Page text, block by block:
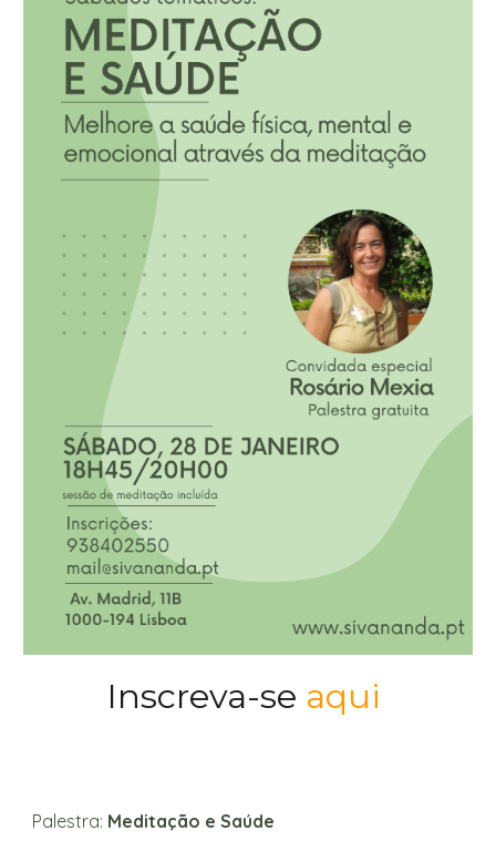
Inscreva-se aqui
Palestra: Meditação e Saúde